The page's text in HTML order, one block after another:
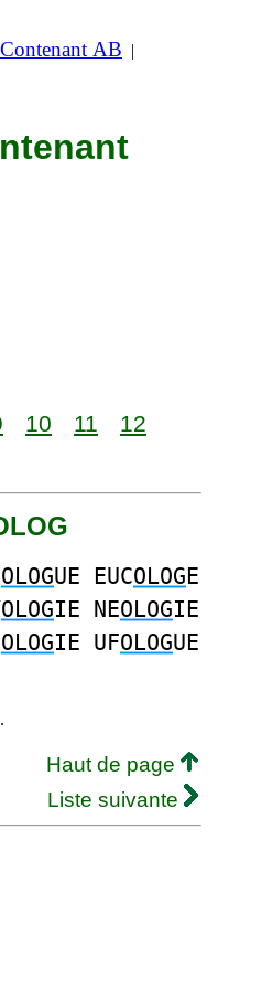
Contenant AB |
10 11
12
OLOGUE EUCOLOGE
OLOGIE NEOLOGIE
OLOGIE UFOLOGUE
Haut de page
Liste suivante